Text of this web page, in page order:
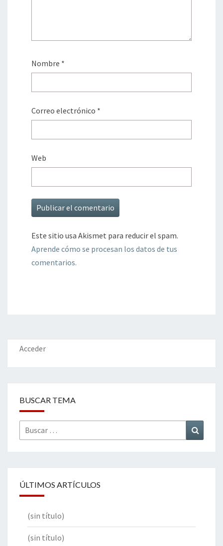
Nombre *
Correo electrónico *
Web
Este sitio usa Akismet para reducir el spam.
Aprende cómo se procesan los datos de tus
comentarios.
Acceder
BUSCAR TEMA
Buscar
por:
ÚLTIMOS ARTÍCULOS
(sin título)
(sin título)